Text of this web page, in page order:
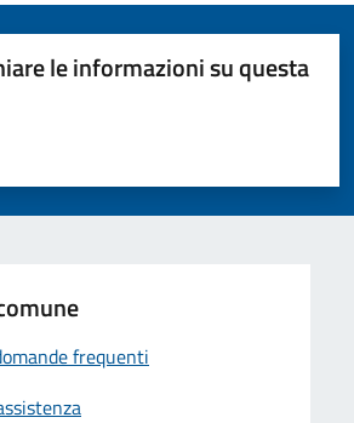
le informazioni su questa
5 stelle su 5
stelle su 5
su 5
5
frequenti